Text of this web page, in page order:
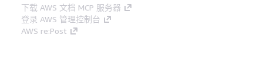
下载 AWS 文档 MCP 服务器
登录 AWS 管理控制台
AWS re:Post